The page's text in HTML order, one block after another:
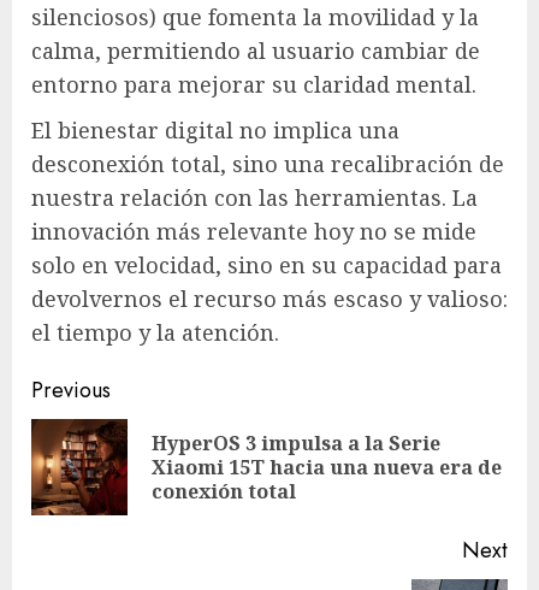
silenciosos) que fomenta la movilidad y la
calma, permitiendo al usuario cambiar de
entorno para mejorar su claridad mental.
El bienestar digital no implica una
desconexión total, sino una recalibración de
nuestra relación con las herramientas. La
innovación más relevante hoy no se mide
solo en velocidad, sino en su capacidad para
devolvernos el recurso más escaso y valioso:
el tiempo y la atención.
Post
navigation
Previous
HyperOS 3 impulsa a la Serie
Xiaomi 15T hacia una nueva era de
conexión total
Next